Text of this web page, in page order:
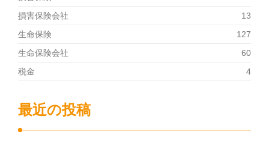
損害保険会社
13
生命保険
127
生命保険会社
60
税金
4
最近の投稿